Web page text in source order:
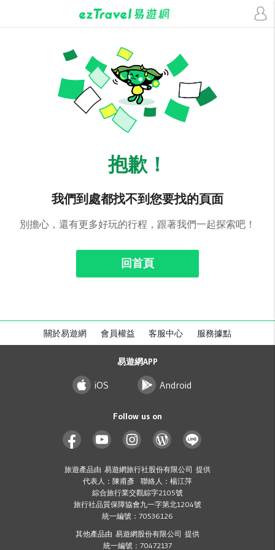
抱歉！
我們到處都找不到您要找的頁面
別擔心，還有更多好玩的行程，跟著我們一起探索吧！
回首頁
關於易遊網 會員權益 客服中心 服務據點
易遊網APP
iOS Android
Follow us on
旅遊產品由 易遊網旅行社股份有限公司 提供
代表人：陳甫彥 聯絡人：楊江萍
綜合旅行業交觀綜字2105號
旅行社品質保障協會九一字第北1204號
統一編號：70536126
其他產品由 易遊網股份有限公司 提供
統一編號：70472137